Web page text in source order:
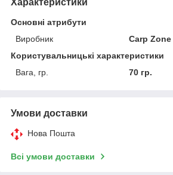
Характеристики
Основні атрибути
Виробник
Carp Zone
Користувальницькі характеристики
Вага, гр.
70 гр.
Умови доставки
Нова Пошта
Всі умови доставки